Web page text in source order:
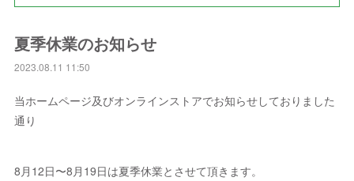
夏季休業のお知らせ
2023.08.11 11:50
当ホームページ及びオンラインストアでお知らせしておりました
通り
8月12日〜8月19日は夏季休業とさせて頂きます。